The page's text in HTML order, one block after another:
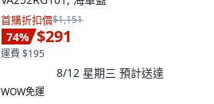
首購折扣價$1,151
74% $291
運費 $195
8/12 星期三 預計送達
WOW免運